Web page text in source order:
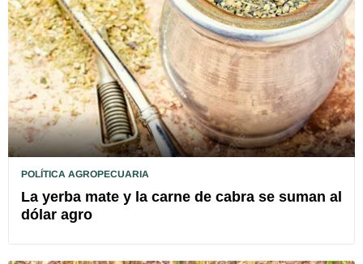
POLÍTICA AGROPECUARIA
La yerba mate y la carne de cabra se suman al
dólar agro